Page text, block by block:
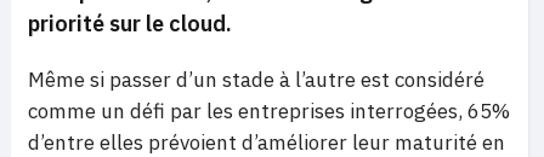
priorité sur le cloud.
Même si passer d’un stade à l’autre est considéré
comme un défi par les entreprises interrogées, 65%
d’entre elles prévoient d’améliorer leur maturité en